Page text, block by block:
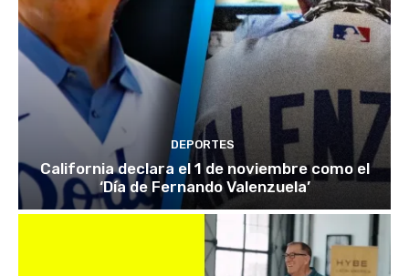
DEPORTES
California declara el 1 de noviembre como el
‘Día de Fernando Valenzuela’